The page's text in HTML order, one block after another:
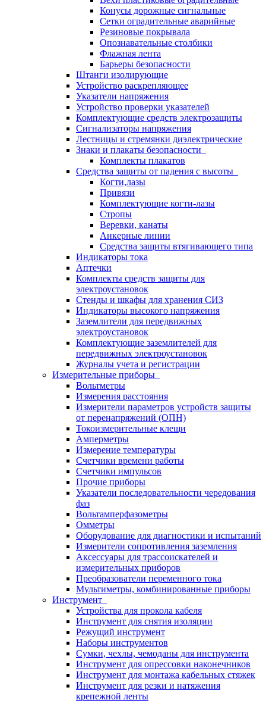
Конусы дорожные сигнальные
Сетки оградительные аварийные
Резиновые покрывала
Опознавательные столбики
Флажная лента
Барьеры безопасности
Штанги изолирующие
Устройство раскрепляющее
Указатели напряжения
Устройство проверки указателей
Комплектующие средств электрозащиты
Сигнализаторы напряжения
Лестницы и стремянки диэлектрические
Знаки и плакаты безопасности
Комплекты плакатов
Средства защиты от падения с высоты
Когти,лазы
Привязи
Комплектующие когти-лазы
Стропы
Веревки, канаты
Анкерные линии
Средства защиты втягивающего типа
Индикаторы тока
Аптечки
Комплекты средств защиты для
электроустановок
Стенды и шкафы для хранения СИЗ
Индикаторы высокого напряжения
Заземлители для передвижных
электроустановок
Комплектующие заземлителей для
передвижных электроустановок
Журналы учета и регистрации
Измерительные приборы
Вольтметры
Измерения расстояния
Измерители параметров устройств защиты
от перенапряжений (ОПН)
Токоизмерительные клещи
Амперметры
Измерение температуры
Счетчики времени работы
Счетчики импульсов
Прочие приборы
Указатели последовательности чередования
фаз
Вольтамперфазометры
Омметры
Оборудование для диагностики и испытаний
Измерители сопротивления заземления
Аксессуары для трассоискателей и
измерительных приборов
Преобразователи переменного тока
Мультиметры, комбинированные приборы
Инструмент
Устройства для прокола кабеля
Инструмент для снятия изоляции
Режущий инструмент
Наборы инструментов
Сумки, чехлы, чемоданы для инструмента
Инструмент для опрессовки наконечников
Инструмент для монтажа кабельных стяжек
Инструмент для резки и натяжения
крепежной ленты